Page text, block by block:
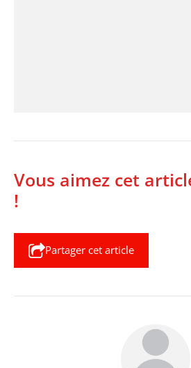
Vous aimez cet
!
Partager cet article